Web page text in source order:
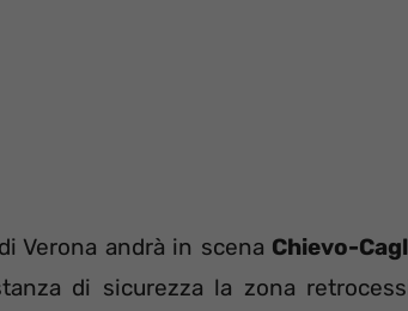
Verona andrà in scena Chievo-
di sicurezza la zona